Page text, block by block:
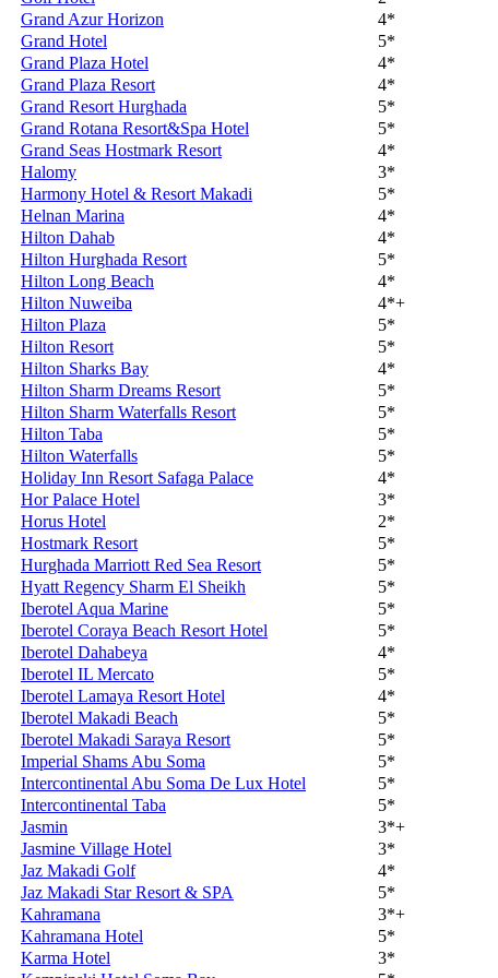
Grand Azur Horizon
4*
Grand Hotel
5*
Grand Plaza Hotel
4*
Grand Plaza Resort
4*
Grand Resort Hurghada
5*
Grand Rotana Resort&Spa Hotel
5*
Grand Seas Hostmark Resort
4*
Halomy
3*
Harmony Hotel & Resort Makadi
5*
Helnan Marina
4*
Hilton Dahab
4*
Hilton Hurghada Resort
5*
Hilton Long Beach
4*
Hilton Nuweiba
4*+
Hilton Plaza
5*
Hilton Resort
5*
Hilton Sharks Bay
4*
Hilton Sharm Dreams Resort
5*
Hilton Sharm Waterfalls Resort
5*
Hilton Taba
5*
Hilton Waterfalls
5*
Holiday Inn Resort Safaga Palace
4*
Hor Palace Hotel
3*
Horus Hotel
2*
Hostmark Resort
5*
Hurghada Marriott Red Sea Resort
5*
Hyatt Regency Sharm El Sheikh
5*
Iberotel Aqua Marine
5*
Iberotel Coraya Beach Resort Hotel
5*
Iberotel Dahabeya
4*
Iberotel IL Mercato
5*
Iberotel Lamaya Resort Hotel
4*
Iberotel Makadi Beach
5*
Iberotel Makadi Saraya Resort
5*
Imperial Shams Abu Soma
5*
Intercontinental Abu Soma De Lux Hotel
5*
Intercontinental Taba
5*
Jasmin
3*+
Jasmine Village Hotel
3*
Jaz Makadi Golf
4*
Jaz Makadi Star Resort & SPA
5*
Kahramana
3*+
Kahramana Hotel
5*
Karma Hotel
3*